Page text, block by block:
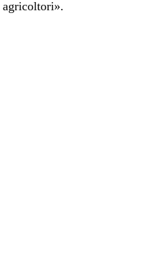
agricoltori».